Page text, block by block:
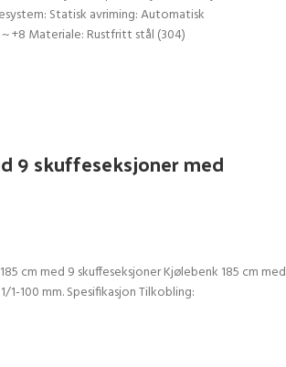
Statisk avriming: Automatisk
+8 Materiale: Rustfritt stål (304)
9 skuffeseksjoner med
cm med 9 skuffeseksjoner Kjølebenk 185 cm med
1-100 mm. Spesifikasjon Tilkobling: